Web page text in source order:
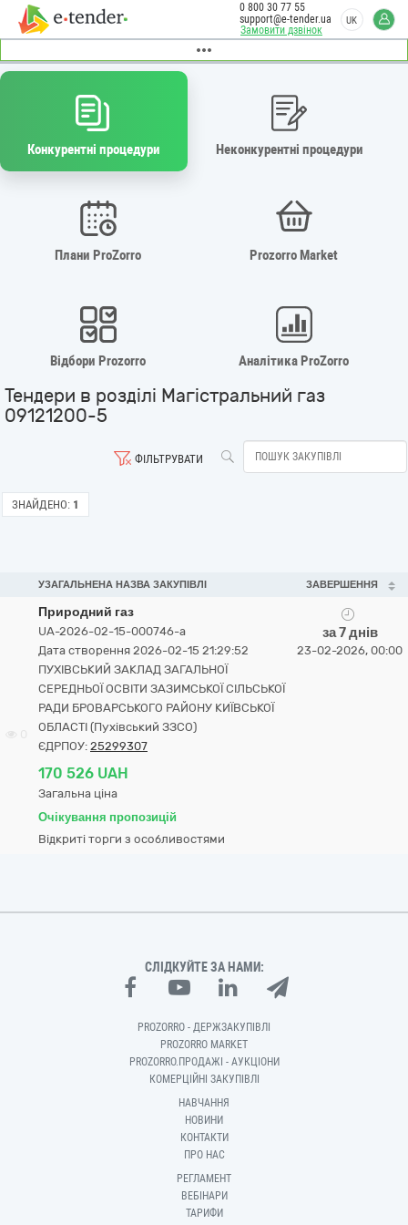
Замовити дзвінок
0 800 30 77 55
support@e-tender.ua
UK
Конкурентні процедури Неконкурентні процедури
Плани ProZorro Prozorro Market
Відбори Prozorro Аналітика ProZorro
Тендери в розділі Магістральний газ
09121200-5
ФІЛЬТРУВАТИ
ЗНАЙДЕНО: 1
УЗАГАЛЬНЕНА НАЗВА ЗАКУПІВЛІ ЗАВЕРШЕННЯ
Природний газ
UA-2026-02-15-000746-a
Дата створення 2026-02-15 21:29:52
ПУХІВСЬКИЙ ЗАКЛАД ЗАГАЛЬНОЇ
СЕРЕДНЬОЇ ОСВІТИ ЗАЗИМСЬКОЇ СІЛЬСЬКОЇ
РАДИ БРОВАРСЬКОГО РАЙОНУ КИЇВСЬКОЇ
ОБЛАСТІ (Пухівський ЗЗСО)
ЄДРПОУ: 25299307
170 526 UAH
Загальна ціна
Очікування пропозицій
Відкриті торги з особливостями
за 7 днів
23-02-2026, 00:00
СЛІДКУЙТЕ ЗА НАМИ:
PROZORRO - ДЕРЖЗАКУПІВЛІ
PROZORRO MARKET
PROZORRO.ПРОДАЖІ - АУКЦІОНИ
КОМЕРЦІЙНІ ЗАКУПІВЛІ
НАВЧАННЯ
НОВИНИ
КОНТАКТИ
ПРО НАС
РЕГЛАМЕНТ
ВЕБІНАРИ
ТАРИФИ